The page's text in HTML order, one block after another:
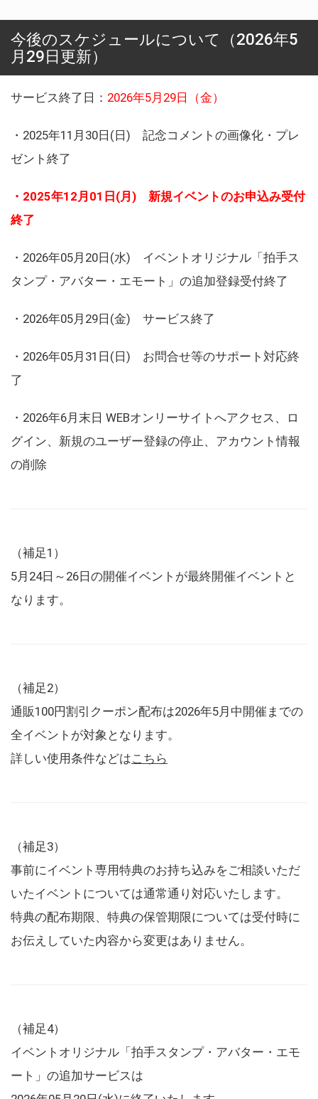
今後のスケジュールについて（2026年5
月29日更新）
サービス終了日： 2026年5月29日（金）
・2025年11月30日(日) 記念コメントの画像化・プレ
ゼント終了
・2025年12月01日(月) 新規イベントのお申込み受付
終了
・2026年05月20日(水) イベントオリジナル「拍手ス
タンプ・アバター・エモート」の追加登録受付終了
・2026年05月29日(金) サービス終了
・2026年05月31日(日) お問合せ等のサポート対応終
了
・2026年6月末日 WEBオンリーサイトへアクセス、ロ
グイン、新規のユーザー登録の停止、アカウント情報
の削除
（補足1）
5月24日～26日の開催イベントが最終開催イベントと
なります。
（補足2）
通販100円割引クーポン配布は2026年5月中開催までの
全イベントが対象となります。
詳しい使用条件などはこちら
（補足3）
事前にイベント専用特典のお持ち込みをご相談いただ
いたイベントについては通常通り対応いたします。
特典の配布期限、特典の保管期限については受付時に
お伝えしていた内容から変更はありません。
（補足4）
イベントオリジナル「拍手スタンプ・アバター・エモ
ート」の追加サービスは